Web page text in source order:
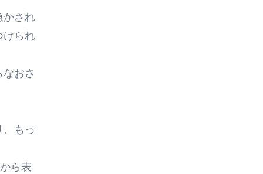
かされ
けられ
おさ
もっ
ら表